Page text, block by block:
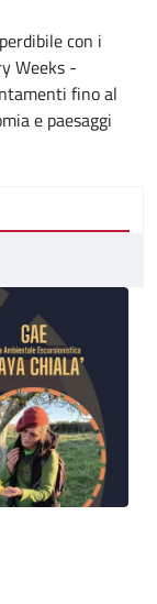
con i
Weeks -
fino al
e paesaggi